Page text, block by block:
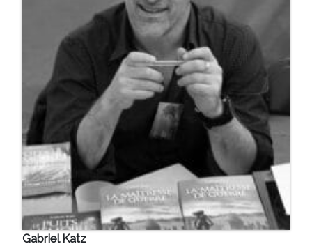
Gabriel Katz